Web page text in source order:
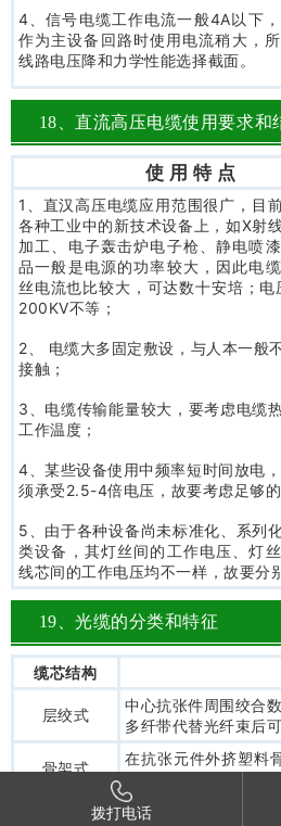
4、信号电缆工作电流一般4A以下
作为主设备回路时使用电流稍大，
线路电压降和力学性能选择截面。
18、直流高压电缆使用要求和
使 用 特 点
1、直汉高压电缆应用范围很广，目
各种工业中的新技术设备上，如X射
加工、电子轰击炉电子枪、静电喷
品一般是电源的功率较大，因此电
丝电流也比较大，可达数十安培；电
200KV不等；
2、 电缆大多固定敷设，与人本一般
接触；
3、电缆传输能量较大，要考虑电缆
工作温度；
4、某些设备使用中频率短时间放电
须承受2.5-4倍电压，故要考虑足够的
5、由于各种设备尚未标准化、系列
类设备，其灯丝间的工作电压、灯
线芯间的工作电压均不一样，故要分
19、光缆的分类和特征
缆芯结构
层绞式
中心抗张件周围绞合
多纤带代替光纤束后
骨架式
在抗张元件外挤塑料
槽光纤要有合适余长
中心管式
在一根PBT管中填入
拨打电话